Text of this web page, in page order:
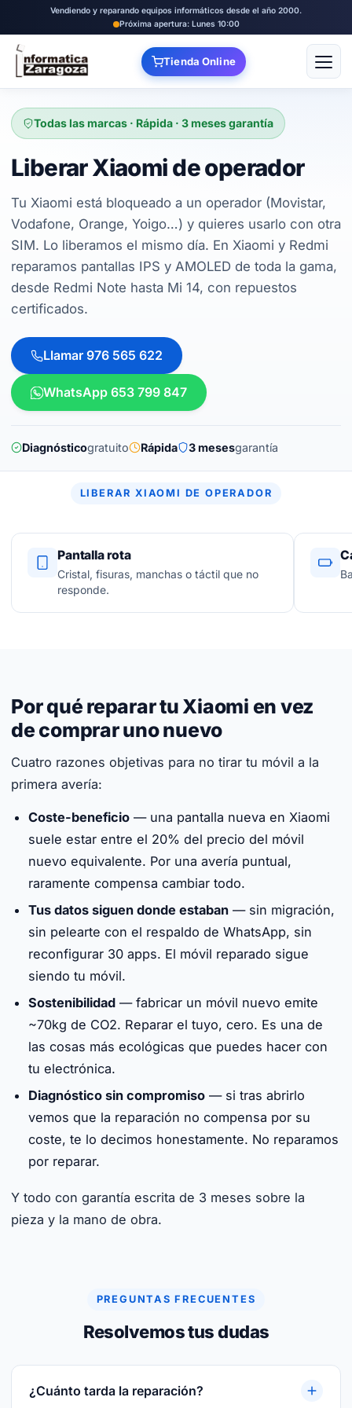
Vendiendo y reparando equipos informáticos desde el año 2000.
Próxima apertura: Lunes 10:00
Tienda Online Abrir
Todas las marcas · Rápida · 3 meses garantía
Liberar Xiaomi de operador
Tu Xiaomi está bloqueado a un operador (Movistar,
Vodafone, Orange, Yoigo…) y quieres usarlo con otra
SIM. Lo liberamos el mismo día. En Xiaomi y Redmi
reparamos pantallas IPS y AMOLED de toda la gama,
desde Redmi Note hasta Mi 14, con repuestos
certificados.
Llamar 976 565 622
WhatsApp 653 799 847
Diagnósticogratuito Rápida 3 mesesgarantía
LIBERAR XIAOMI DE OPERADOR
Pantalla rota
Cristal, fisuras, manchas o táctil que no
responde.
Por qué reparar tu Xiaomi en vez
de comprar uno nuevo
Cuatro razones objetivas para no tirar tu móvil a la
primera avería:
Coste-beneficio — una pantalla nueva en Xiaomi
suele estar entre el 20% del precio del móvil
nuevo equivalente. Por una avería puntual,
raramente compensa cambiar todo.
Tus datos siguen donde estaban — sin migración,
sin pelearte con el respaldo de WhatsApp, sin
reconfigurar 30 apps. El móvil reparado sigue
siendo tu móvil.
Sostenibilidad — fabricar un móvil nuevo emite
~70kg de CO2. Reparar el tuyo, cero. Es una de
las cosas más ecológicas que puedes hacer con
tu electrónica.
Diagnóstico sin compromiso — si tras abrirlo
vemos que la reparación no compensa por su
coste, te lo decimos honestamente. No reparamos
por reparar.
Y todo con garantía escrita de 3 meses sobre la
pieza y la mano de obra.
PREGUNTAS FRECUENTES
Resolvemos tus dudas
¿Cuánto tarda la reparación?